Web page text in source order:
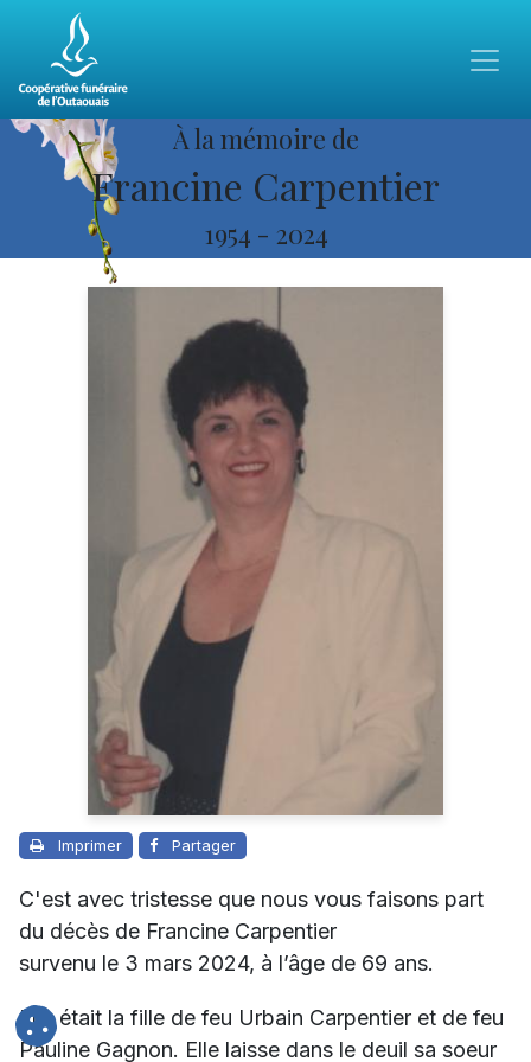
À la mémoire de
Francine Carpentier
1954 - 2024
Imprimer Partager
C'est avec tristesse que nous vous faisons part
du décès de Francine Carpentier
survenu le 3 mars 2024, à l’âge de 69 ans.
Elle était la fille de feu Urbain Carpentier et de feu
Pauline Gagnon. Elle laisse dans le deuil sa soeur